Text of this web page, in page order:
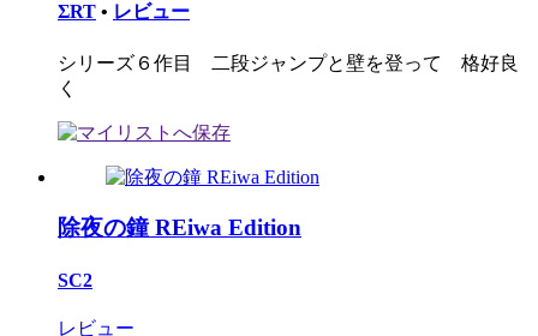
ΣRT • レビュー
シリーズ６作目 二段ジャンプと壁を登って 格好良
く
除夜の鐘 REiwa Edition
SC2
レビュー